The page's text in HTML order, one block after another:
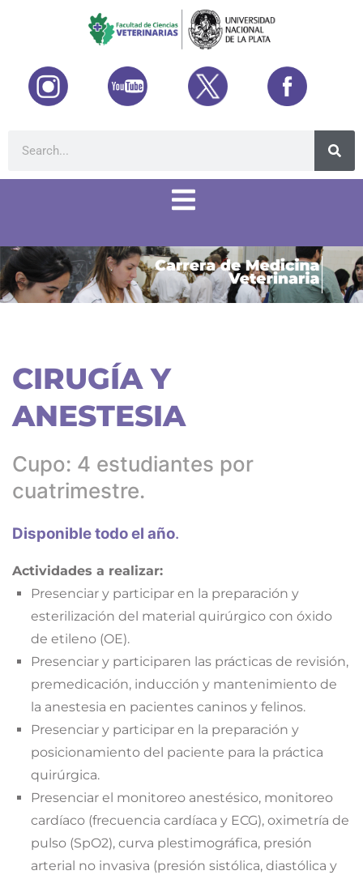
CIRUGÍA Y
ANESTESIA
Cupo: 4 estudiantes por
cuatrimestre.
Disponible todo el año.
Actividades a realizar:
Presenciar y participar en la preparación y
esterilización del material quirúrgico con óxido
de etileno (OE).
Presenciar y participaren las prácticas de revisión,
premedicación, inducción y mantenimiento de
la anestesia en pacientes caninos y felinos.
Presenciar y participar en la preparación y
posicionamiento del paciente para la práctica
quirúrgica.
Presenciar el monitoreo anestésico, monitoreo
cardíaco (frecuencia cardíaca y ECG), oximetría de
pulso (SpO2), curva plestimográfica, presión
arterial no invasiva (presión sistólica, diastólica y